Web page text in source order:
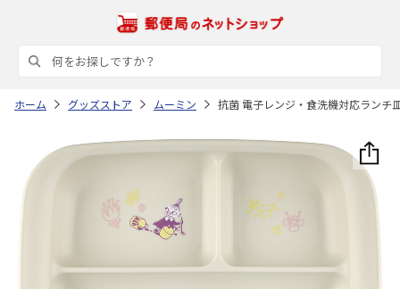
ホーム グッズストア ムーミン 抗菌 電子レンジ・食洗機対応ランチ